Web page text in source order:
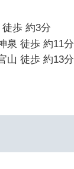
歩 約3分
泉 徒歩 約11分
山 徒歩 約13分